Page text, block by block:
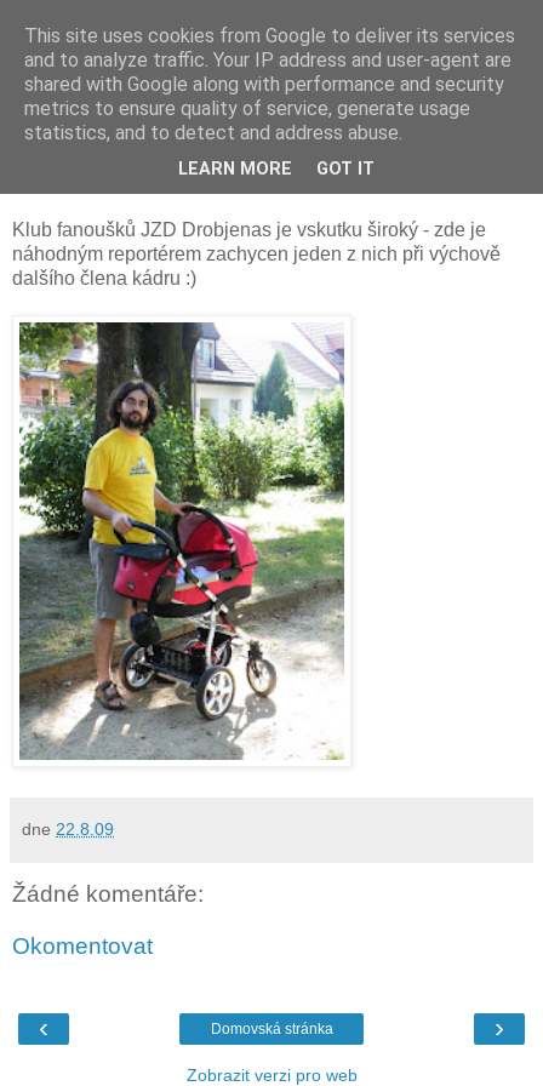
Fanoušci jedou :)
Klub fanoušků JZD Drobjenas je vskutku široký - zde je
náhodným reportérem zachycen jeden z nich při výchově
dalšího člena kádru :)
dne 22.8.09
Žádné komentáře:
Okomentovat
‹ ›
Domovská stránka
Zobrazit verzi pro web
This site uses cookies from Google to deliver its services
and to analyze traffic. Your IP address and user-agent are
shared with Google along with performance and security
metrics to ensure quality of service, generate usage
statistics, and to detect and address abuse.
LEARN MORE GOT IT